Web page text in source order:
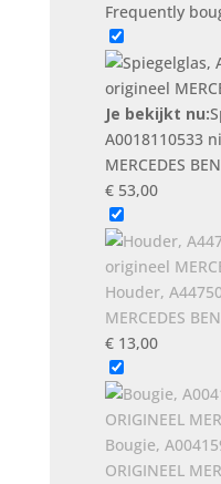
aantal
Frequently
Je bekijkt nu:
A0018110533
MERCEDES
€53,00
Houder,
MERCEDES
€13,00
Bougie,
ORIGINEEL